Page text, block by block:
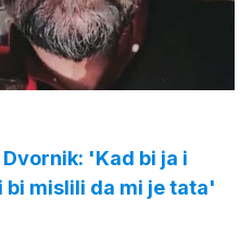
'Kad bi ja i
bi mislili da mi je tata'